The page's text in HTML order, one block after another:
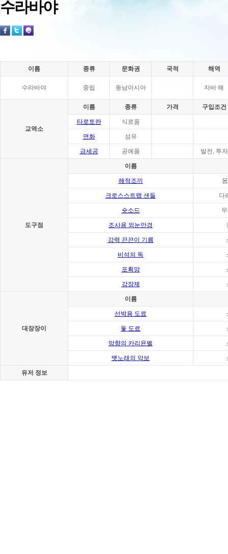
수라바야
이름 종류 문화권 국적 해역
수라바야 중립 동남아시아 자바 해
교역소
이름 종류 가격 구입조건
타로토란 식료품
면화 섬유
금세공 공예품 발전, 투자
도구점
이름
해적조끼
크로스스트랩 샌들 다
숏소드
조사용 외눈안경
강력 끈끈이 기름
비석의 독
포획망
강장제
대장장이
이름
선박용 도료
돛 도료
망향의 카리욘벨
뱃노래의 악보
유저 정보